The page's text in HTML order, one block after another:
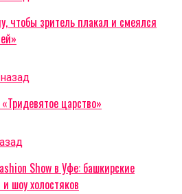
чтобы зритель плакал и смеялся
царство»
Show в Уфе: башкирские
шоу холостяков